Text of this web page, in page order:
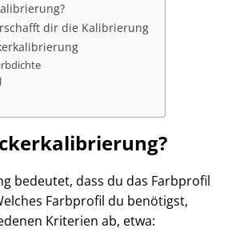
dir die Kalibrierung
bedeutet, dass du das Farbprofil
Farbprofil du benötigst,
Kriterien ab, etwa: